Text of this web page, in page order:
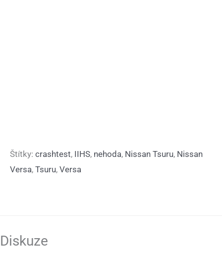
Štítky: crashtest, IIHS, nehoda, Nissan Tsuru, Nissan
Versa, Tsuru, Versa
Diskuze